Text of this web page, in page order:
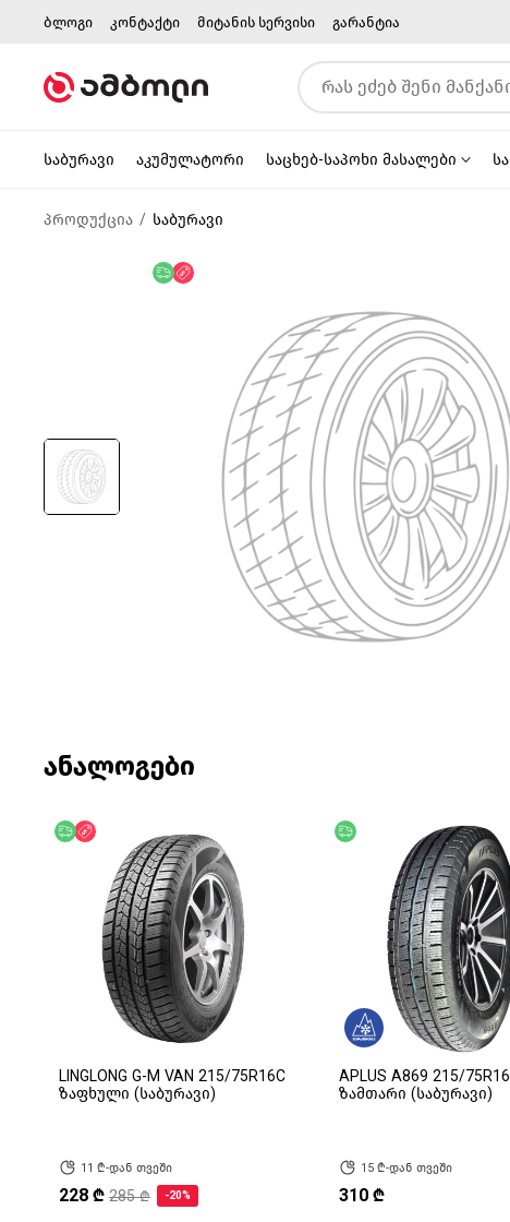
ბლოგი კონტაქტი მიტანის სერვისი გარანტია
საბურავი აკუმულატორი საცხებ-საპოხი მასალები
პროდუქცია საბურავი
უფასო მიწოდება
ანალოგები
უფასო მიწოდება
LINGLONG G-M VAN 215/75R16C
ზაფხული (საბურავი)
11 ₾-დან თვეში
228 ₾ 285 ₾ -20%
უფასო მიწოდება
APLUS A869 215/
ზამთარი (საბურავი)
15 ₾-დან თვეში
310 ₾